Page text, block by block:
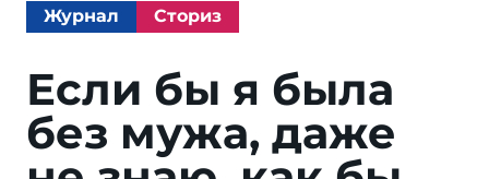
Журнал Сториз
Если бы я была
без мужа, да­же